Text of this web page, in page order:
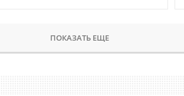
ПОКАЗАТЬ ЕЩЕ